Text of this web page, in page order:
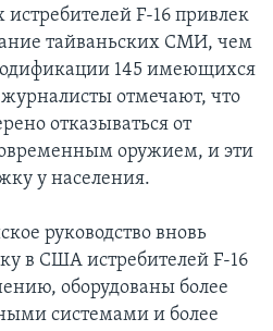
F-16 привлек
тайваньских СМИ, чем
145 имеющихся
отмечают, что
отказываться от
оружием, и эти
у населения.
руководство вновь
в США истребителей F-16
оборудованы более
системами и более